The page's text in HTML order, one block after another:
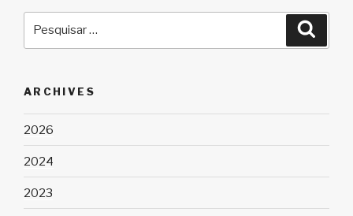
ARCHIVES
2026
2024
2023